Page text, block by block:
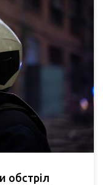
обстріл